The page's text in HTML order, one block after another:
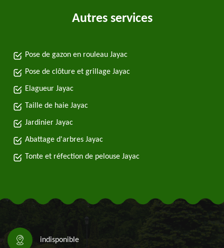
Autres services
Pose de gazon en rouleau Jayac
Pose de clôture et grillage Jayac
Elagueur Jayac
Taille de haie Jayac
Jardinier Jayac
Abattage d'arbres Jayac
Tonte et réfection de pelouse Jayac
indisponible